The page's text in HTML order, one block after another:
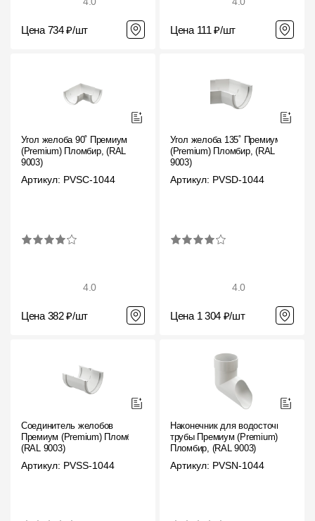
Цена 734 ₽/шт Цена 111 ₽/шт
Угол желоба 90˚ Премиум
(Premium) Пломбир, (RAL
9003)
Артикул: PVSC-1044
4.0
Цена 382 ₽/шт
Угол желоба 135˚ Премиум
(Premium) Пломбир, (RAL
9003)
Артикул: PVSD-1044
4.0
Цена 1 304 ₽/шт
Соединитель желобов
Премиум (Premium) Пломбир,
(RAL 9003)
Артикул: PVSS-1044
Наконечник для водосточной
трубы Премиум (Premium)
Пломбир, (RAL 9003)
Артикул: PVSN-1044